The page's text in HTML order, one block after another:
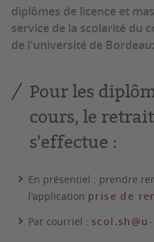
diplômes de licence et
service de la scolarité du
de l'université de
Pour les
cours, le
s'effectue :
En présentiel : prendre
l'application prise de
Par courriel :